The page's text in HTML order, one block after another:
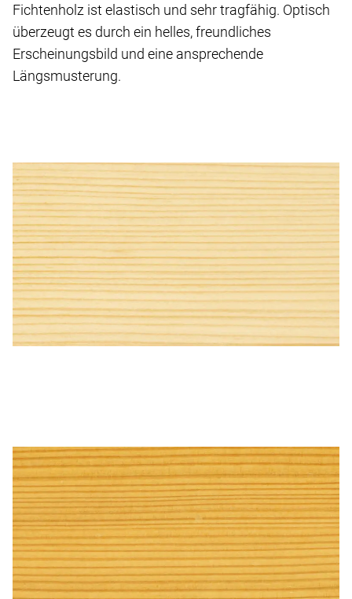
Fichtenholz ist elastisch und sehr tragfähig. Optisch
überzeugt es durch ein helles, freundliches
Erscheinungsbild und eine ansprechende
Längsmusterung.